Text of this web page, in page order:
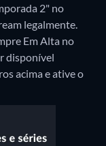
2" no
legalmente.
Em Alta no
disponível
acima e ative o